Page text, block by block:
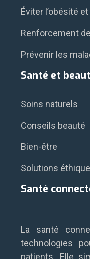
Éviter l’obésité
Renforcement
Prévenir les
Santé et
Soins naturels
Conseils beauté
Bien-être
Solutions
Santé
La santé
technologies
patients. Elle